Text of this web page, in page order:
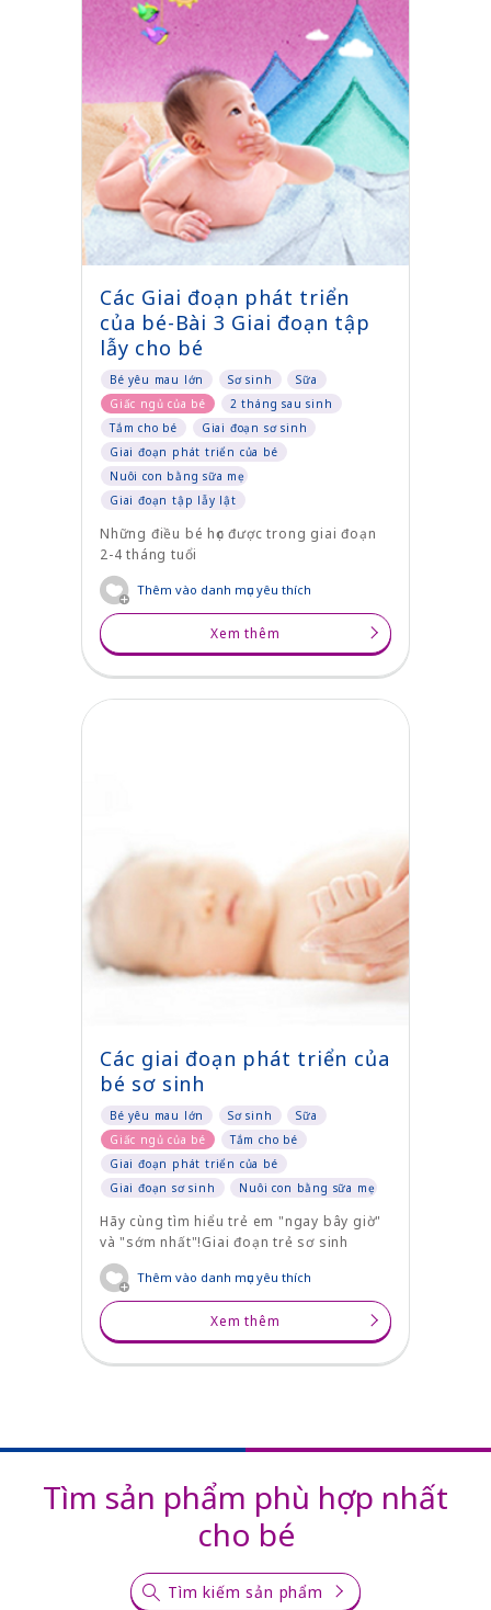
Các Giai đoạn phát triển
của bé-Bài 3 Giai đoạn tập
lẫy cho bé
Bé yêu mau lớn Sơ sinh
Sữa
Giấc ngủ của bé
2 tháng sau sinh
Tắm cho bé
Giai đoạn sơ sinh
Giai đoạn phát triển của bé
Nuôi con bằng sữa mẹ
Giai đoạn tập lẫy lật
Những điều bé học được trong giai đoạn
2-4 tháng tuổi
Thêm vào danh mục yêu thích
Xem thêm
Các giai đoạn phát triển của
bé sơ sinh
Bé yêu mau lớn Sơ sinh
Sữa
Giấc ngủ của bé
Tắm cho bé
Giai đoạn phát triển của bé
Giai đoạn sơ sinh
Nuôi con bằng sữa mẹ
Hãy cùng tìm hiểu trẻ em "ngay bây giờ"
và "sớm nhất"!Giai đoạn trẻ sơ sinh
Thêm vào danh mục yêu thích
Xem thêm
Tìm sản phẩm phù hợp nhất
cho bé
Tìm kiếm sản phẩm